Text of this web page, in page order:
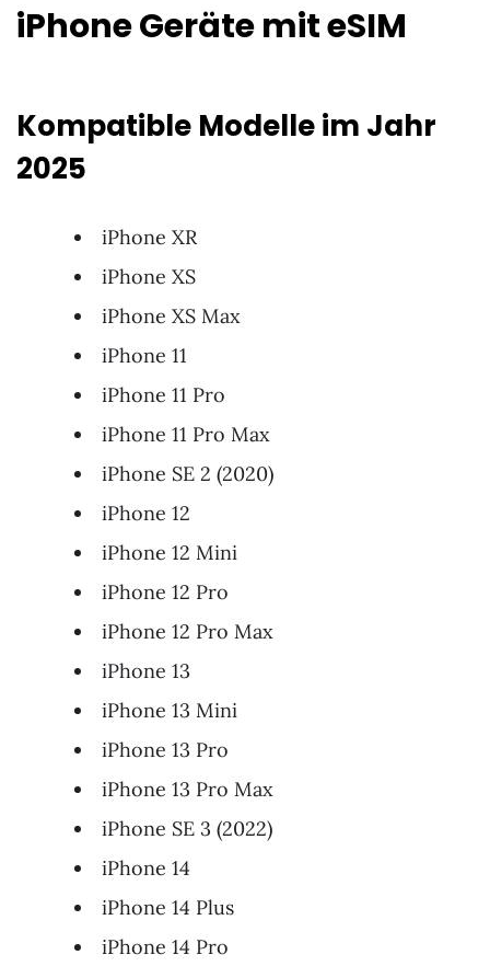
iPhone Geräte mit eSIM
Kompatible Modelle im Jahr
2025
iPhone XR
iPhone XS
iPhone XS Max
iPhone 11
iPhone 11 Pro
iPhone 11 Pro Max
iPhone SE 2 (2020)
iPhone 12
iPhone 12 Mini
iPhone 12 Pro
iPhone 12 Pro Max
iPhone 13
iPhone 13 Mini
iPhone 13 Pro
iPhone 13 Pro Max
iPhone SE 3 (2022)
iPhone 14
iPhone 14 Plus
iPhone 14 Pro